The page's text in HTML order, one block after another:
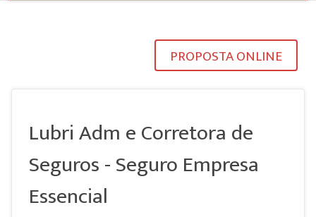
PROPOSTA ONLINE
Lubri Adm e Corretora de
Seguros - Seguro Empresa
Essencial